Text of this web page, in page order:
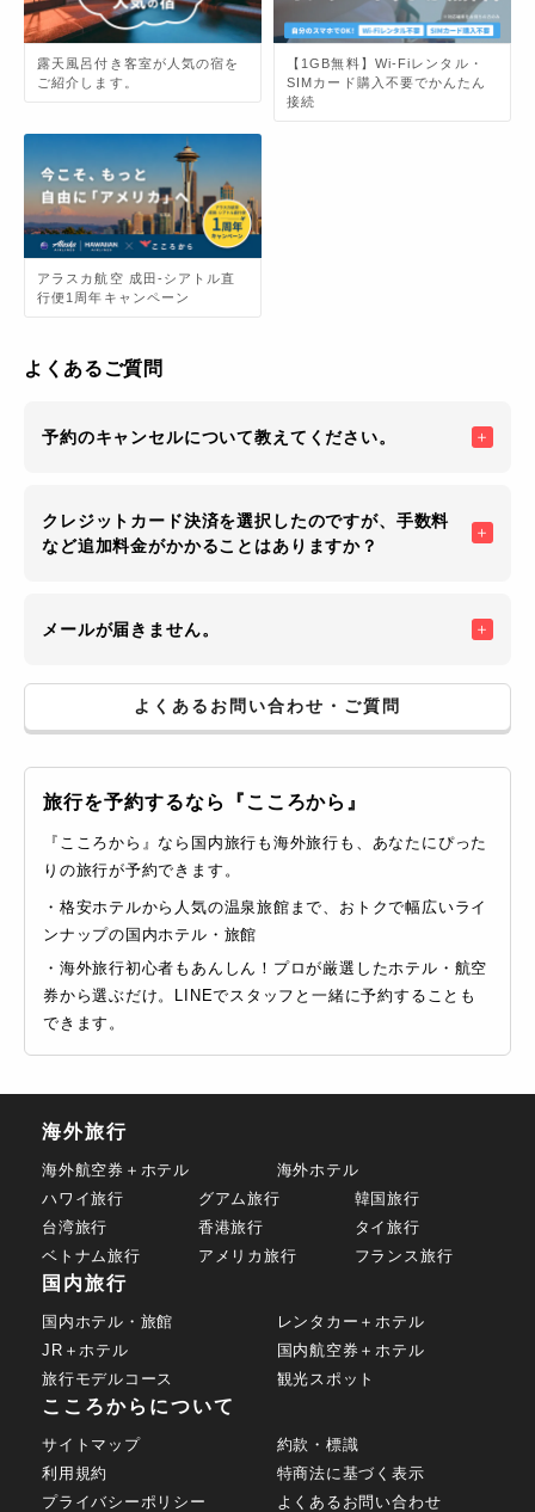
露天風呂付き客室が人気の宿を
ご紹介します。
【1GB無料】Wi-Fiレンタル・
SIMカード購入不要でかんたん
接続
アラスカ航空 成田-シアトル直
行便1周年キャンペーン
よくあるご質問
予約のキャンセルについて教えてください。
クレジットカード決済を選択したのですが、手数料
など追加料金がかかることはありますか？
メールが届きません。
よくあるお問い合わせ・ご質問
旅行を予約するなら『こころから』
『こころから』なら国内旅行も海外旅行も、あなたにぴった
りの旅行が予約できます。
・格安ホテルから人気の温泉旅館まで、おトクで幅広いライ
ンナップの国内ホテル・旅館
・海外旅行初心者もあんしん！プロが厳選したホテル・航空
券から選ぶだけ。LINEでスタッフと一緒に予約することも
できます。
海外旅行
海外航空券＋ホテル
海外ホテル
ハワイ旅行
グアム旅行
韓国旅行
台湾旅行
香港旅行
タイ旅行
ベトナム旅行
アメリカ旅行 フランス旅行
国内旅行
国内ホテル・旅館
レンタカー＋ホテル
JR＋ホテル
国内航空券＋ホテル
旅行モデルコース
観光スポット
こころからについて
サイトマップ
約款・標識
利用規約
特商法に基づく表示
プライバシーポリシー
よくあるお問い合わせ